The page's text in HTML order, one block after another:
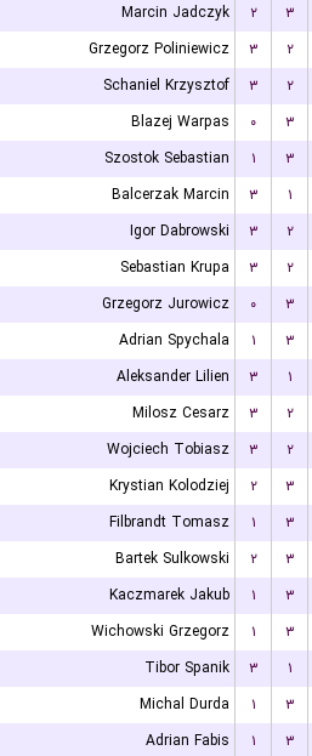
Marcin Jadczyk
۲ ۳
Grzegorz Poliniewicz
۳ ۲
Schaniel Krzysztof
۳ ۲
Blazej Warpas
۰ ۳
Szostok Sebastian
۱ ۳
Balcerzak Marcin
۳ ۱
Igor Dabrowski
۳ ۲
Sebastian Krupa
۳ ۲
Grzegorz Jurowicz
۰ ۳
Adrian Spychala
۱ ۳
Aleksander Lilien
۳ ۱
Milosz Cesarz
۳ ۲
Wojciech Tobiasz
۳ ۲
Krystian Kolodziej
۲ ۳
Filbrandt Tomasz
۱ ۳
Bartek Sulkowski
۲ ۳
Kaczmarek Jakub
۱ ۳
Wichowski Grzegorz
۱ ۳
Tibor Spanik
۳ ۱
Michal Durda
۱ ۳
Adrian Fabis
۱ ۳